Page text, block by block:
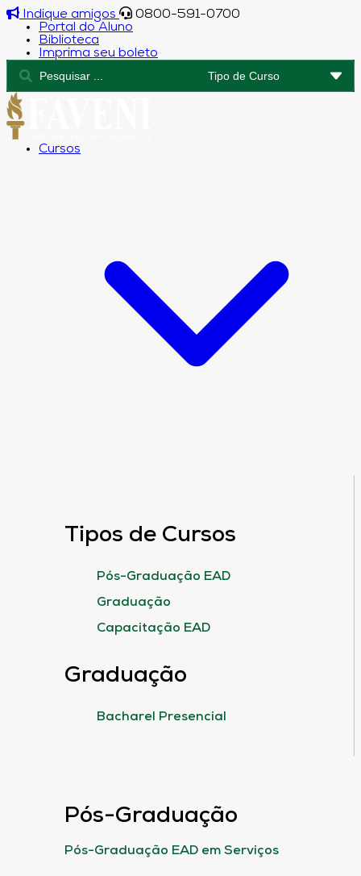
Indique amigos
0800-591-0700
Portal do Aluno
Biblioteca
Imprima seu boleto
Cursos
Tipos de Cursos
Pós-Graduação EAD
Graduação
Capacitação EAD
Graduação
Bacharel Presencial
Pós-Graduação
Pós-Graduação EAD em Serviços